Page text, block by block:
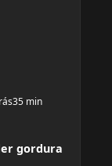
35 min
gordura